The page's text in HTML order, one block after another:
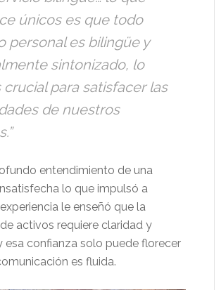
únicos es que todo
personal es bilingüe y
sintonizado, lo
crucial para satisfacer las
de nuestros
entendimiento de una
lo que impulsó a
le enseñó que la
activos requiere claridad y
esa confianza solo puede florecer
es fluida.